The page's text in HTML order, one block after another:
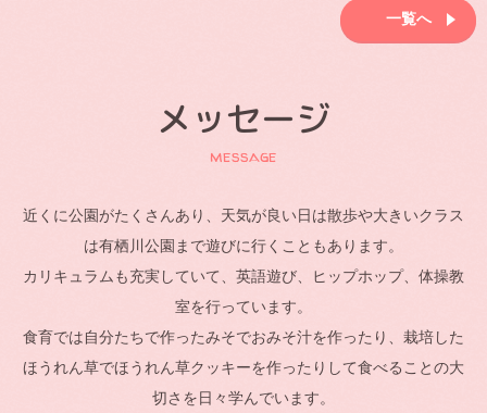
一覧へ
メッセージ
message
近くに公園がたくさんあり、天気が良い日は散歩や大きいクラス
は有栖川公園まで遊びに行くこともあります。
カリキュラムも充実していて、英語遊び、ヒップホップ、体操教
室を行っています。
食育では自分たちで作ったみそでおみそ汁を作ったり、栽培した
ほうれん草でほうれん草クッキーを作ったりして食べることの大
切さを日々学んでいます。